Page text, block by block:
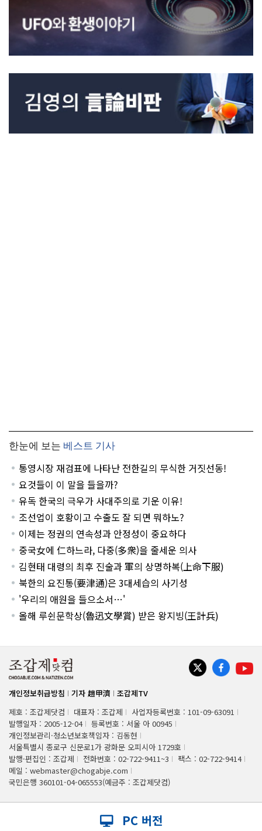
한눈에 보는 베스트 기사
통영시장 재검표에 나타난 전한길의 무식한 거짓선동!
요것들이 이 말을 들을까?
유독 한국의 극우가 사대주의로 기운 이유!
조선업이 호황이고 수출도 잘 되면 뭐하노?
이제는 정권의 연속성과 안정성이 중요하다
중국女에 仁하느라, 다중(多衆)을 줄세운 의사
김현태 대령의 최후 진술과 軍의 상명하복(上命下服)
북한의 요진통(要津通)은 3대세습의 사기성
'우리의 애원을 들으소서…'
올해 루쉰문학상(魯迅文學賞) 받은 왕지빙(王計兵)
개인정보취급방침 기자 趙甲濟
조갑제TV
제호 : 조갑제닷컴
대표자 : 조갑제
사업자등록번호 : 101-09-63091
발행일자 : 2005-12-04
등록번호 : 서울 아 00945
개인정보관리·청소년보호책임자 : 김동현
서울특별시 종로구 신문로1가 광화문 오피시아 1729호
발행·편집인 : 조갑제
전화번호 : 02-722-9411~3
팩스 : 02-722-9414
메일 : webmaster@chogabje.com
국민은행 360101-04-065553(예금주 : 조갑제닷컴)
PC 버전